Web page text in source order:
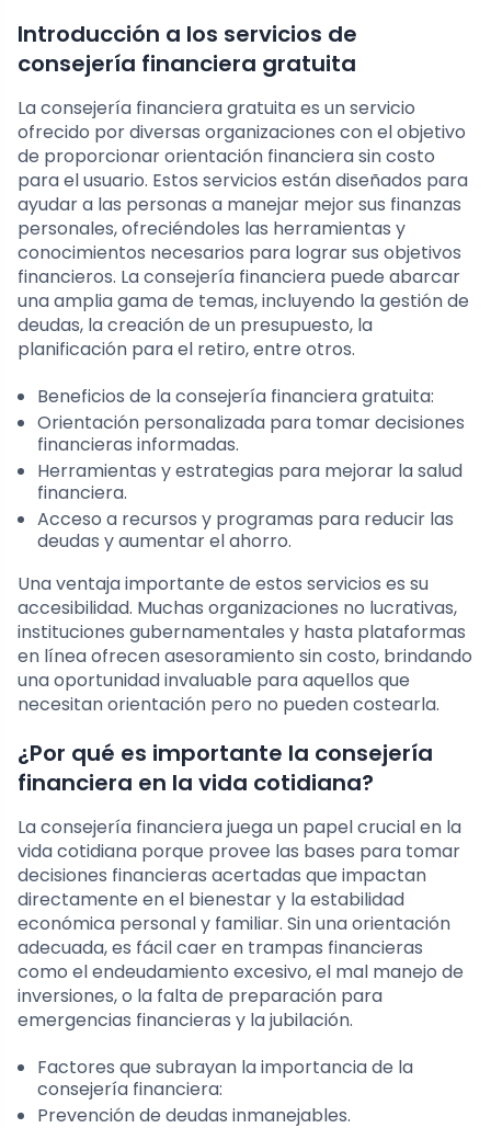
Introducción a los servicios de
consejería financiera gratuita
La consejería financiera gratuita es un servicio
ofrecido por diversas organizaciones con el objetivo
de proporcionar orientación financiera sin costo
para el usuario. Estos servicios están diseñados para
ayudar a las personas a manejar mejor sus finanzas
personales, ofreciéndoles las herramientas y
conocimientos necesarios para lograr sus objetivos
financieros. La consejería financiera puede abarcar
una amplia gama de temas, incluyendo la gestión de
deudas, la creación de un presupuesto, la
planificación para el retiro, entre otros.
Beneficios de la consejería financiera gratuita:
Orientación personalizada para tomar decisiones
financieras informadas.
Herramientas y estrategias para mejorar la salud
financiera.
Acceso a recursos y programas para reducir las
deudas y aumentar el ahorro.
Una ventaja importante de estos servicios es su
accesibilidad. Muchas organizaciones no lucrativas,
instituciones gubernamentales y hasta plataformas
en línea ofrecen asesoramiento sin costo, brindando
una oportunidad invaluable para aquellos que
necesitan orientación pero no pueden costearla.
¿Por qué es importante la consejería
financiera en la vida cotidiana?
La consejería financiera juega un papel crucial en la
vida cotidiana porque provee las bases para tomar
decisiones financieras acertadas que impactan
directamente en el bienestar y la estabilidad
económica personal y familiar. Sin una orientación
adecuada, es fácil caer en trampas financieras
como el endeudamiento excesivo, el mal manejo de
inversiones, o la falta de preparación para
emergencias financieras y la jubilación.
Factores que subrayan la importancia de la
consejería financiera:
Prevención de deudas inmanejables.